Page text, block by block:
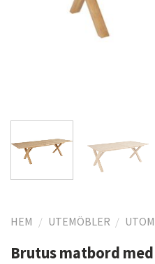
HEM / UTEMÖBLER /
Brutus matbord